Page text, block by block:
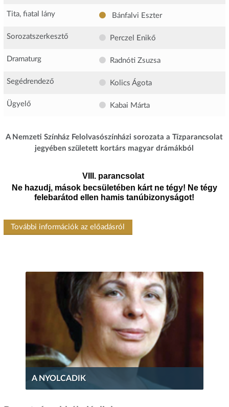
Tita, fiatal lány Bánfalvi Eszter
Sorozatszerkesztő Perczel Enikő
Dramaturg Radnóti Zsuzsa
Segédrendező Kolics Ágota
Ügyelő Kabai Márta
A Nemzeti Színház Felolvasószínházi sorozata a Tízparancsolat
jegyében született kortárs magyar drámákból
VIII. parancsolat
Ne hazudj, mások becsületében kárt ne tégy! Ne tégy
felebarátod ellen hamis tanúbizonyságot!
További információk az előadásról
A NYOLCADIK